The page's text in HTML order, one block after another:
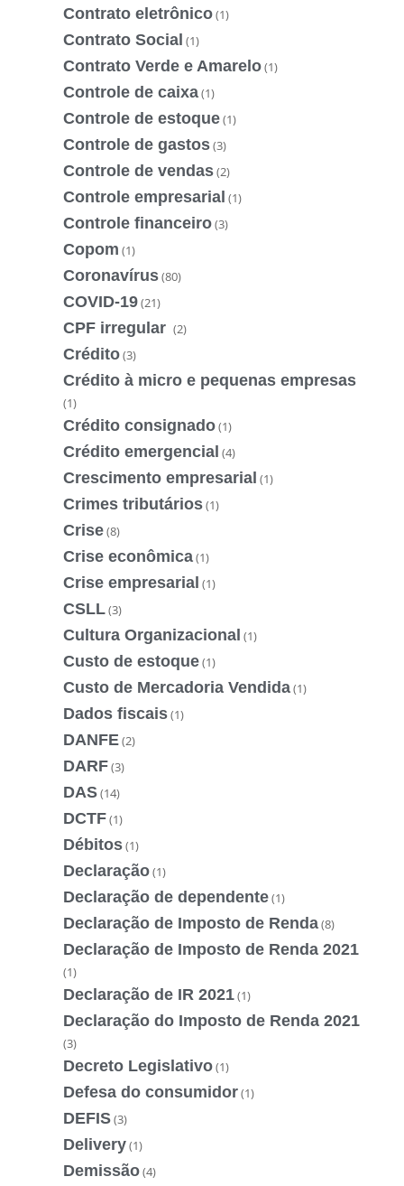
Contrato eletrônico(1)
Contrato Social (1)
Contrato Verde e Amarelo(1)
Controle de caixa(1)
Controle de estoque(1)
Controle de gastos(3)
Controle de vendas(2)
Controle empresarial (1)
Controle financeiro(3)
Copom (1)
Coronavírus(80)
COVID-19(21)
CPF irregular (2)
Crédito(3)
Crédito à micro e pequenas empresas
(1)
Crédito consignado(1)
Crédito emergencial (4)
Crescimento empresarial (1)
Crimes tributários(1)
Crise(8)
Crise econômica(1)
Crise empresarial (1)
CSLL(3)
Cultura Organizacional (1)
Custo de estoque(1)
Custo de Mercadoria Vendida(1)
Dados fiscais(1)
DANFE(2)
DARF(3)
DAS(14)
DCTF(1)
Débitos(1)
Declaração(1)
Declaração de dependente(1)
Declaração de Imposto de Renda(8)
Declaração de Imposto de Renda 2021
(1)
Declaração de IR 2021(1)
Declaração do Imposto de Renda 2021
(3)
Decreto Legislativo(1)
Defesa do consumidor(1)
DEFIS(3)
Delivery(1)
Demissão(4)